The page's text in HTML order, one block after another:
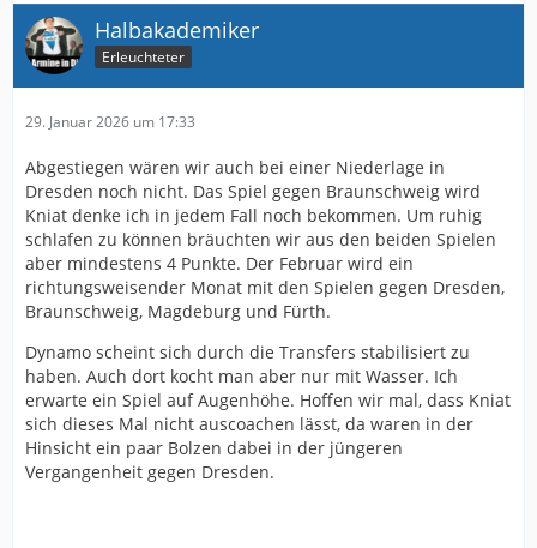
Halbakademiker
Erleuchteter
29. Januar 2026 um 17:33
Abgestiegen wären wir auch bei einer Niederlage in
Dresden noch nicht. Das Spiel gegen Braunschweig wird
Kniat denke ich in jedem Fall noch bekommen. Um ruhig
schlafen zu können bräuchten wir aus den beiden Spielen
aber mindestens 4 Punkte. Der Februar wird ein
richtungsweisender Monat mit den Spielen gegen Dresden,
Braunschweig, Magdeburg und Fürth.
Dynamo scheint sich durch die Transfers stabilisiert zu
haben. Auch dort kocht man aber nur mit Wasser. Ich
erwarte ein Spiel auf Augenhöhe. Hoffen wir mal, dass Kniat
sich dieses Mal nicht auscoachen lässt, da waren in der
Hinsicht ein paar Bolzen dabei in der jüngeren
Vergangenheit gegen Dresden.